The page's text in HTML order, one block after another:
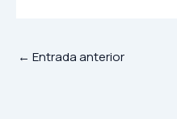
← Entrada anterior